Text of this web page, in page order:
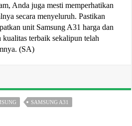
Anda juga mesti memperhatikan
secara menyeluruh. Pastikan
unit Samsung A31 harga dan
kualitas terbaik sekalipun telah
(SA)
SAMSUNG A31